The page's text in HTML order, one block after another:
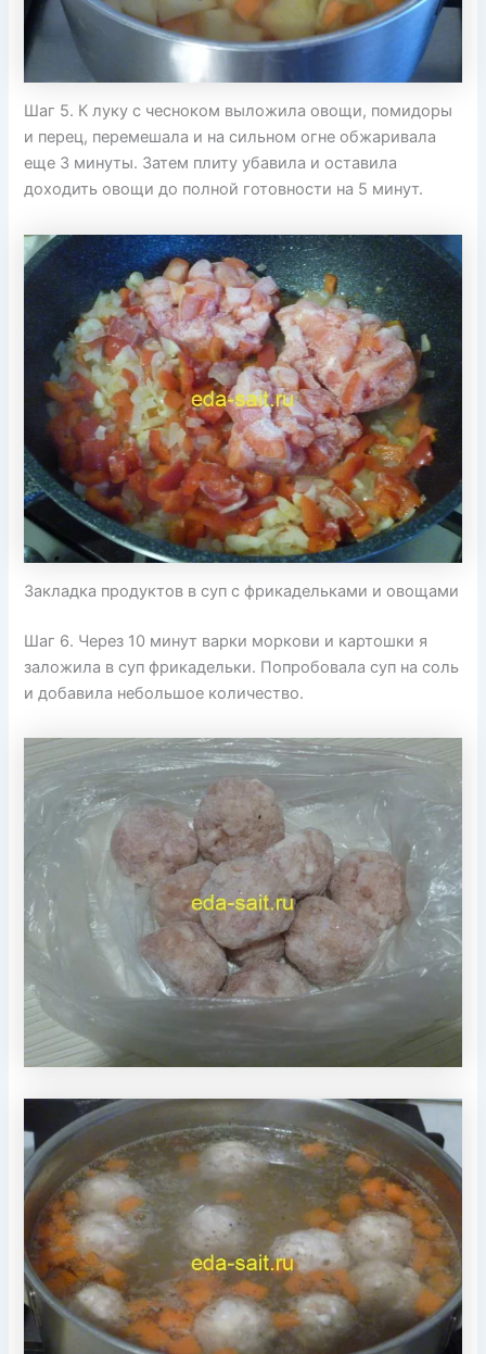
Шаг 5. К луку с чесноком выложила овощи, помидоры
и перец, перемешала и на сильном огне обжаривала
еще 3 минуты. Затем плиту убавила и оставила
доходить овощи до полной готовности на 5 минут.
Закладка продуктов в суп с фрикадельками и овощами
Шаг 6. Через 10 минут варки моркови и картошки я
заложила в суп фрикадельки. Попробовала суп на соль
и добавила небольшое количество.